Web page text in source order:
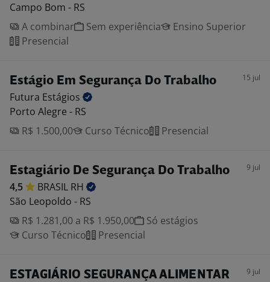
Campo Bom - RS
A combinar
Sem experiência
Ensino Superior
Presencial
Estágio Em Segurança Do Trabalho 15 jul
Futura Estágios
Porto Alegre - RS
R$ 1.500,00
Curso Técnico Presencial
Estagiário De Segurança Do Trabalho 9 jul
4,5 BRASIL RH
São Leopoldo - RS
R$ 1.281,00 a R$ 1.950,00
Só estágios
Curso Técnico
Presencial
ESTAGIÁRIO SEGURANÇA ALIMENTAR
9 jul